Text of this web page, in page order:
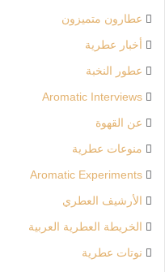
عطارون متميزون
أخبار عطرية
عطور النخبة
Aromatic Interviews
عن القهوة
منوعات عطرية
Aromatic Experiments
الأرشيف العطري
الخريطة العطرية العربية
نوتات عطرية